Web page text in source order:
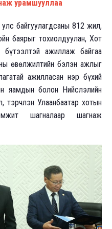
урамшууллаа
байгуулагдсаны 812 жил,
баярыг тохиолдуулан, Хот
ажиллаж байгаа
өвөлжилтийн бэлэн ажлыг
ажилласан нэр бүхий
яамдын болон Нийслэлийн
тэрчлэн Улаанбаатар хотын
шагналаар шагнаж